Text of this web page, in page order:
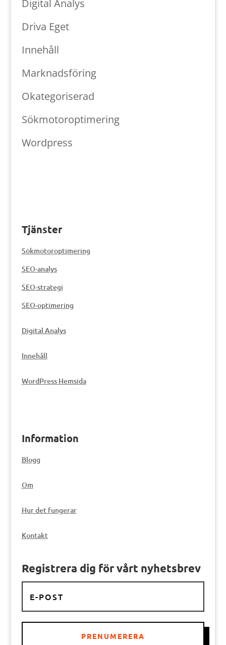
Digital Analys
Driva Eget
Innehåll
Marknadsföring
Okategoriserad
Sökmotoroptimering
Wordpress
Tjänster
Sökmotoroptimering
SEO-analys
SEO-strategi
SEO-optimering
Digital Analys
Innehåll
WordPress Hemsida
Information
Blogg
Om
Hur det fungerar
Kontakt
Registrera dig för vårt nyhetsbrev
PRENUMERERA